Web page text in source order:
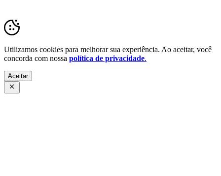
Utilizamos cookies para melhorar sua experiência. Ao aceitar, você
concorda com nossa política de privacidade.
Aceitar